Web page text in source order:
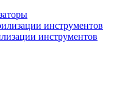
инструментов
инструментов